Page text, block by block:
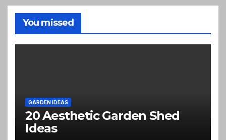
You missed
GARDEN IDEAS
20 Aesthetic Garden Shed
Ideas